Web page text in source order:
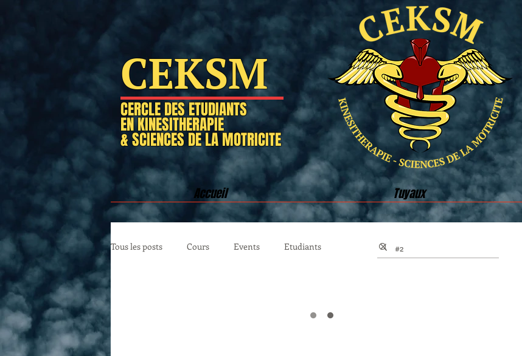
CEKSM
CERCLE DES ETUDIANTS
EN KINESITHERAPIE
& SCIENCES DE LA MOTRICITE
Accueil Tuyaux
Tous les posts Cours Events Etudiants